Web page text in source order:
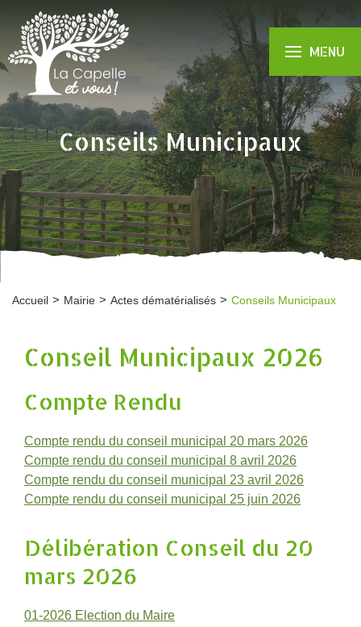
MENU
Conseils Municipaux
Accueil Mairie Actes dématérialisés Conseils Municipaux
Conseil Municipaux 2026
Compte Rendu
Compte rendu du conseil municipal 20 mars 2026
Compte rendu du conseil municipal 8 avril 2026
Compte rendu du conseil municipal 23 avril 2026
Compte rendu du conseil municipal 25 juin 2026
Délibération Conseil du 20
mars 2026
01-2026 Election du Maire